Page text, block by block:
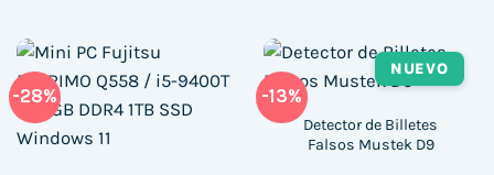
-28% -13%
NUEVO
Detector de Billetes
Falsos Mustek D9